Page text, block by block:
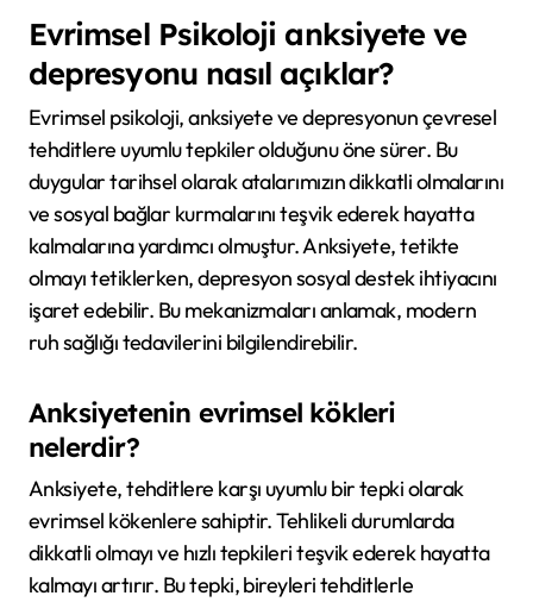
Evrimsel Psikoloji anksiyete ve
depresyonu nasıl açıklar?
Evrimsel psikoloji, anksiyete ve depresyonun çevresel
tehditlere uyumlu tepkiler olduğunu öne sürer. Bu
duygular tarihsel olarak atalarımızın dikkatli olmalarını
ve sosyal bağlar kurmalarını teşvik ederek hayatta
kalmalarına yardımcı olmuştur. Anksiyete, tetikte
olmayı tetiklerken, depresyon sosyal destek ihtiyacını
işaret edebilir. Bu mekanizmaları anlamak, modern
ruh sağlığı tedavilerini bilgilendirebilir.
Anksiyetenin evrimsel kökleri
nelerdir?
Anksiyete, tehditlere karşı uyumlu bir tepki olarak
evrimsel kökenlere sahiptir. Tehlikeli durumlarda
dikkatli olmayı ve hızlı tepkileri teşvik ederek hayatta
kalmayı artırır. Bu tepki, bireyleri tehditlerle